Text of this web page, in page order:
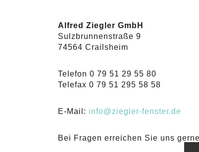
Alfred Ziegler GmbH
Sulzbrunnenstraße 9
74564 Crailsheim
Telefon 0 79 51 29 55 80
Telefax 0 79 51 295 58 58
E-Mail: info@ziegler-fenster.de
Bei Fragen erreichen Sie uns